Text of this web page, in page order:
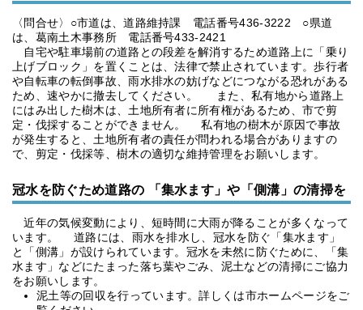
〈問合せ〉○市道は、道路維持課 電話番号436-3222 ○県道
は、葛南土木事務所 電話番号433-2421
自宅や駐車場前の道路との段差を解消するため道路上に「乗り
上げブロック」を置くことは、法律で禁止されています。歩行者
や自転車の転倒事故、雨水排水の妨げなどにつながる恐れがある
ため、速やかに撤去してください。 また、私有地から道路上
にはみ出した樹木は、土地所有者に所有権があるため、市で剪
定・伐採することができません。 私有地の樹木が原因で事故
が発生すると、土地所有者の責任が問われる場合がありますの
で、剪定・伐採等、樹木の適切な維持管理をお願いします。
冠水を防ぐため道路の 「集水ます」や「側溝」の清掃を
近年の気候変動により、短時間に大雨が降ることが多くなって
います。 道路には、雨水を排水し、冠水を防ぐ「集水ます」
と「側溝」が設けられています。冠水を未然に防ぐために、「集
水ます」などにたまった落ち葉やごみ、泥土などの清掃にご協力
をお願いします。
泥土等の回収を行っています。詳しくは市ホームページをご